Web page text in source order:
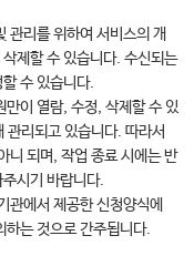
관리를 위하여 서비스의 개
제할 수 있습니다. 수신되는
수 있습니다.
이 열람, 수정, 삭제할 수 있
관리되고 있습니다. 따라서
니 되며, 작업 종료 시에는 반
시기 바랍니다.
관에서 제공한 신청양식에
하는 것으로 간주됩니다.